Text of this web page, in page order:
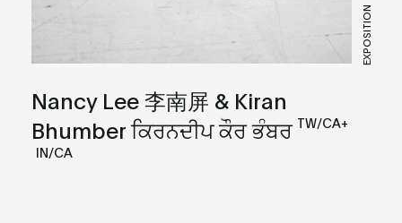
EXPOSITION
Nancy Lee 李南屏 & Kiran
Bhumber ਕਿਰਨਦੀਪ ਕੌਰ ਭੰਬਰ TW/CA+
IN/CA